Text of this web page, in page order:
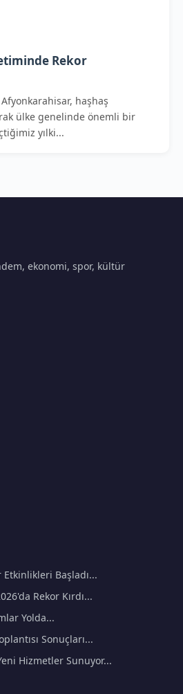
Rekor
haşhaş
ülke genelinde önemli bir
yılki...
ekonomi, spor, kültür
Başladı...
Rekor Kırdı...
Yolda...
Sonuçları...
Hizmetler Sunuyor...